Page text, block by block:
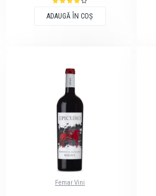
ADAUGĂ ÎN COŞ
Femar Vini